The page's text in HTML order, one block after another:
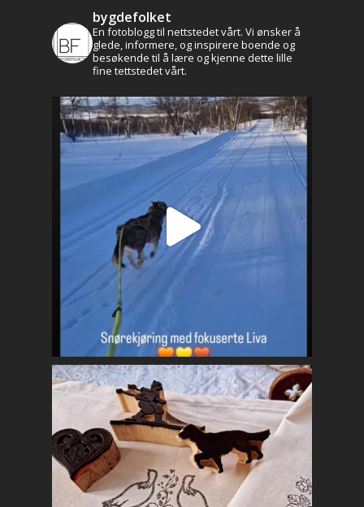
bygdefolket
En fotoblogg til nettstedet vårt. Vi ønsker å
glede, informere, og inspirere boende og
besøkende til å lære og kjenne dette lille
fine tettstedet vårt.